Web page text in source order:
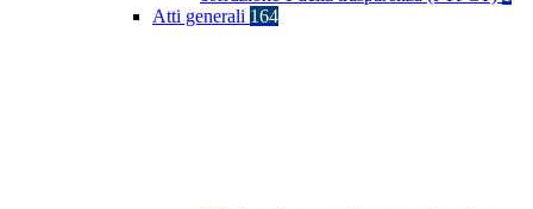
Atti generali 164